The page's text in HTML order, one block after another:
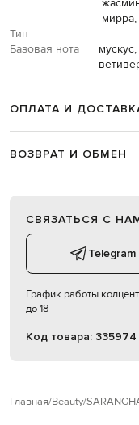
Тип
Базовая нота
ОПЛАТА И
ВОЗВРАТ И ОБМЕН
СВЯЗАТЬСЯ С
Telegram
График работы
до 18
Код товара: 335974
Главная Beauty